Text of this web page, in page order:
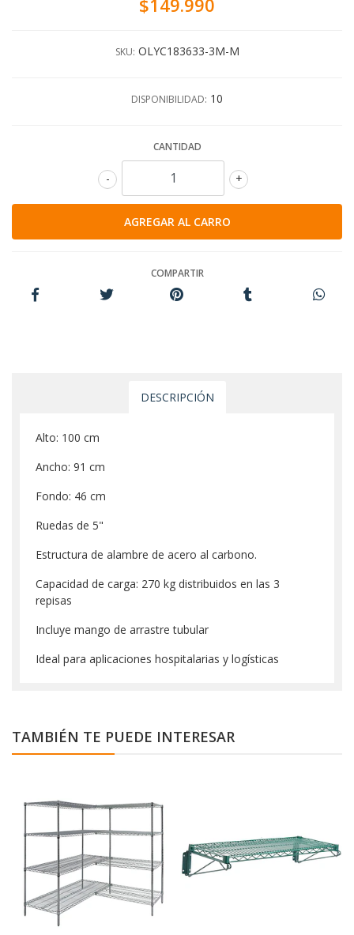
$149.990
SKU: OLYC183633-3M-M
DISPONIBILIDAD: 10
CANTIDAD
+
-
COMPARTIR
DESCRIPCIÓN
Alto: 100 cm
Ancho: 91 cm
Fondo: 46 cm
Ruedas de 5"
Estructura de alambre de acero al carbono.
Capacidad de carga: 270 kg distribuidos en las 3
repisas
Incluye mango de arrastre tubular
Ideal para aplicaciones hospitalarias y logísticas
TAMBIÉN TE PUEDE INTERESAR